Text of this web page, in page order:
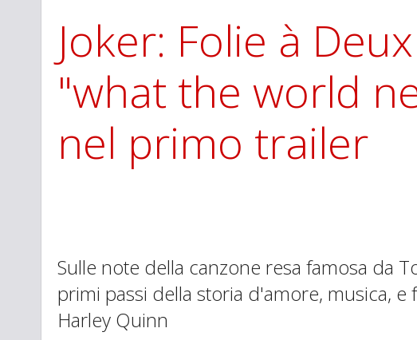
STAR TREK: STRANGE NEW WORLDS
Joker: Folie à
"what the world
nel primo trailer
Sulle note della canzone resa famosa da
primi passi della storia d'amore, musica, e
Harley Quinn